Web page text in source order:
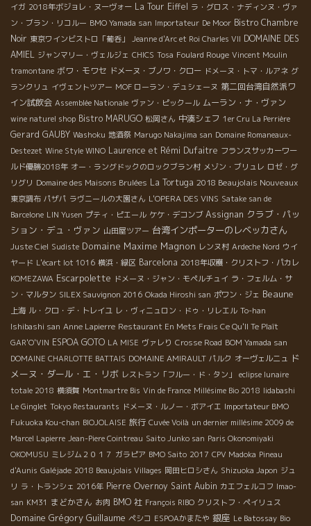
イガ 2018年ボジョレ・ヌーヴォー La Tour Eiffel ラ・グロス・ナディンヌ・ヴァ
ン・ブラン・リコルー BMO Yamada san Importateur De Moor Bistro Chambre
Noir 東京ワインビストロ「葡呑」 Jeanne d'Arc et Roi Charles VII DOMAINE DES
AMIEL ジャンマリー・ヴェルジェ CHICS Tosa Foulard Rouge Vincent Moulin
tramontane ボワ・モワセ ドメーヌ・ブノワ・クロー ドメーヌ・トマ・ルアネ グ
ランクリュ イヴェントツアー MOF ローラン・デュシェーヌ 第二回台湾自然派ワ
イン試飲会 Assemblée Nationale ヴァン・ピックール ムーラン・ナ・ヴァン
wine naturel shop Bistro MARUGO 松岡さん 中湊シェフ 1er Cru La Perrière
Gerard GAUBY Washoku 地酒祭 Marugo Nakajima san Domaine Romaneaux-
Destezet Wine Style WINO Laurence et Rémi Dufaitre フランスサッカーワー
ルド優勝2018年 オー・ラングドックのロックブラン村 メゾン・ブリュレ ロゼ・グ
リグリ Domaine des Maisons Brulées La Tortuga 2018 Beaujolais Nouveaux
東京調布 パザパ ラヴニールの大園さん L'OPERA DES VINS Satake san de
Barcelone LIN Yusen プティ・ピエール ケケ・デコンブ Assignan クラブ・パッ
ション・デュ・ヴァン 山田屋ツアー 台湾インポーターのレベッカさん
Juste Ciel Sudiste Domaine Maxime Magnon レンヌ村 Ardeche Nord ウイ
ヤード L'écart lot 1016 横浜・緑区 Barcelona 2018年収穫・クリストフ・パカレ
KOMEZAWA Escarpolette ドメーヌ・ジャン・モペルチュイ ラ・フェルム・サ
ン・マルタン SILEX Sauvignon 2016 Okada Hiroshi san ポワン・ジェ Beaune
上海 ル・クロ・デ・トレイユ レ・ヴィニュロン・ドゥ・リレエル To-han
Ishibashi san Anne Lapierre Restaurant En Mets Frais Ce Qu'Il Te Plaît
GAR'O'VIN ESPOA GOTO LA MISE ヴァレり Crosse Road BOM Yamada san
DOMAINE CHARLOTTE BATTAIS DOMAINE AMIRAULT パルク オーヴェルニュ ド
メーヌ・ダール・エ・リボ レストラン「フルー・ド・タン」
eclipse lunaire
totale 2018 横須賀 Montmartre Bis Vin de France Millésime Bio 2018 Iidabashi
Le Ginglet Tokyo Restaurants ドメーヌ・ルノー・ボアイエ Importateur BMO
Fukuoka Kou-chan BIOJOLAISE 旅行 Cuvée Voilà un dernier millésime 2009 de
Marcel Lapierre Jean-Piere Cointreau Saito Junko san Paris Okonomiyaki
OKOMUSU ミレジム２０１７ ガラピア BMO Saito 2017 CPV Madoka Pineau
d'Aunis Galéjade 2018 Beaujolais Villages 岡田ヒロシさん Shizuoka Japon ジュ
リ ラ・トランシェ 2016年 Pierre Overnoy Saint Aubin カエフェルコフ Imao-
san KM31 まどかさん お肉 BMO 社 François RIBO クリストフ・ペイリュス
Domaine Grégory Guillaume ペシコ ESPOAかまたや 銀座 Le Batossay Bio